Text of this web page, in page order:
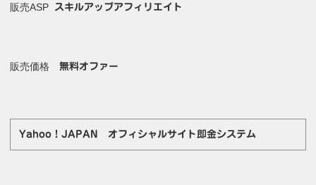
販売ASP スキルアップアフィリエイト
販売価格無料オファー
Yahoo！JAPAN オフィシャルサイト即金システム